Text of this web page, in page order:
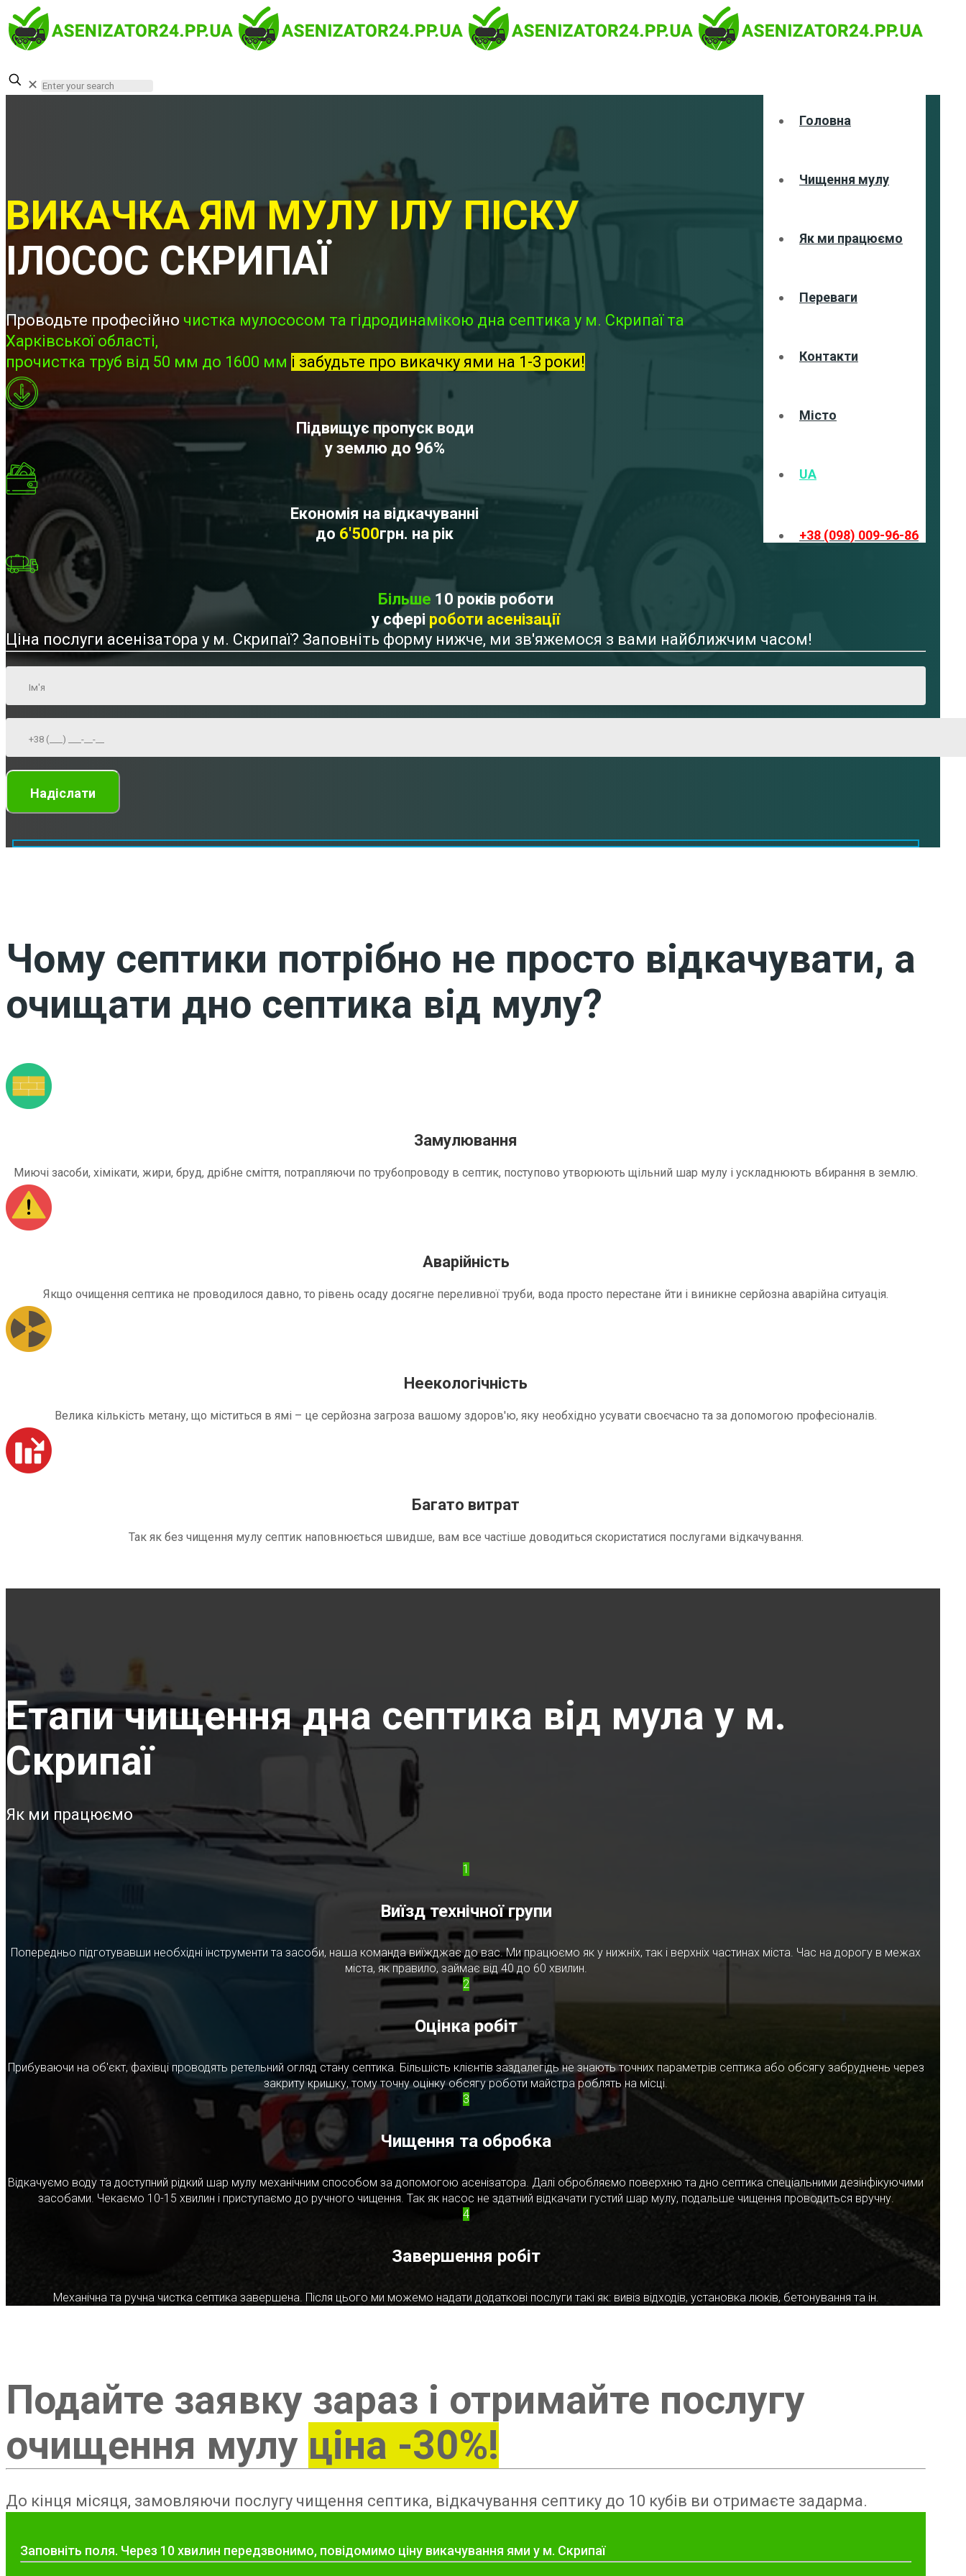
Головна
Чищення мулу
Як ми працюємо
Переваги
Контакти
Місто
UA
+38 (098) 009-96-86
✕
ВИКАЧКА ЯМ МУЛУ ІЛУ ПІСКУ
ІЛОСОС СКРИПАЇ
Проводьте професійно чистка мулососом та гідродинамікою дна септика у м. Скрипаї та
Харківської області,
прочистка труб від 50 мм до 1600 мм і забудьте про викачку ями на 1-3 роки!
Підвищує пропуск води
у землю до 96%
Економія на відкачуванні
до 6'500грн. на рік
Більше 10 років роботи
у сфері роботи асенізації
Ціна послуги асенізатора у м. Скрипаї? Заповніть форму нижче, ми зв'яжемося з вами найближчим часом!
Чому септики потрібно не просто відкачувати, а
очищати дно септика від мулу?
Замулювання
Миючі засоби, хімікати, жири, бруд, дрібне сміття, потрапляючи по трубопроводу в септик, поступово утворюють щільний шар мулу і ускладнюють вбирання в землю.
Аварійність
Якщо очищення септика не проводилося давно, то рівень осаду досягне переливної труби, вода просто перестане йти і виникне серйозна аварійна ситуація.
Неекологічність
Велика кількість метану, що міститься в ямі – це серйозна загроза вашому здоров'ю, яку необхідно усувати своєчасно та за допомогою професіоналів.
Багато витрат
Так як без чищення мулу септик наповнюється швидше, вам все частіше доводиться скористатися послугами відкачування.
Етапи чищення дна септика від мула у м.
Скрипаї
Як ми працюємо
1
Виїзд технічної групи
Попередньо підготувавши необхідні інструменти та засоби, наша команда виїжджає до вас. Ми працюємо як у нижніх, так і верхніх частинах міста. Час на дорогу в межах
міста, як правило, займає від 40 до 60 хвилин.
2
Оцінка робіт
Прибуваючи на об'єкт, фахівці проводять ретельний огляд стану септика. Більшість клієнтів заздалегідь не знають точних параметрів септика або обсягу забруднень через
закриту кришку, тому точну оцінку обсягу роботи майстра роблять на місці.
3
Чищення та обробка
Відкачуємо воду та доступний рідкий шар мулу механічним способом за допомогою асенізатора. Далі обробляємо поверхню та дно септика спеціальними дезінфікуючими
засобами. Чекаємо 10-15 хвилин і приступаємо до ручного чищення. Так як насос не здатний відкачати густий шар мулу, подальше чищення проводиться вручну.
4
Завершення робіт
Механічна та ручна чистка септика завершена. Після цього ми можемо надати додаткові послуги такі як: вивіз відходів, установка люків, бетонування та ін.
Подайте заявку зараз і отримайте послугу
очищення мулу ціна -30%!
До кінця місяця, замовляючи послугу чищення септика, відкачування септику до 10 кубів ви отримаєте задарма.
Заповніть поля. Через 10 хвилин передзвонимо, повідомимо ціну викачування ями у м. Скрипаї